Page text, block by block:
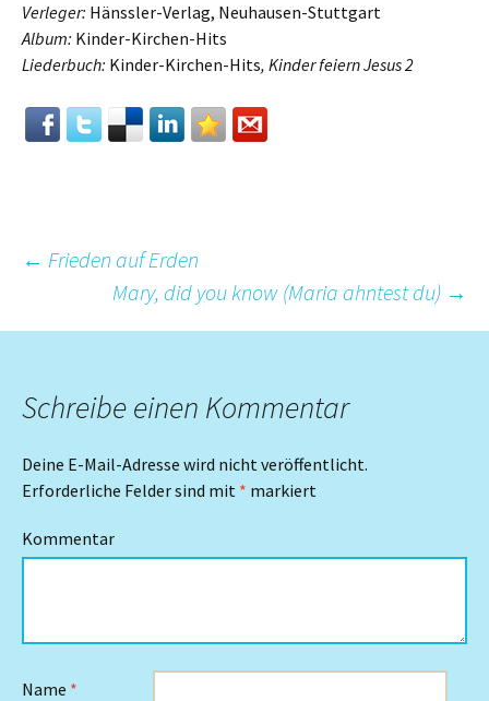
Verleger: Hänssler-Verlag, Neuhausen-Stuttgart
Album: Kinder-Kirchen-Hits
Liederbuch: Kinder-Kirchen-Hits, Kinder feiern Jesus 2
Beitrags-
Navigation
← Frieden auf Erden
Mary, did you know (Maria ahntest du) →
Schreibe einen Kommentar
Deine E-Mail-Adresse wird nicht veröffentlicht.
Erforderliche Felder sind mit * markiert
Kommentar
Name *